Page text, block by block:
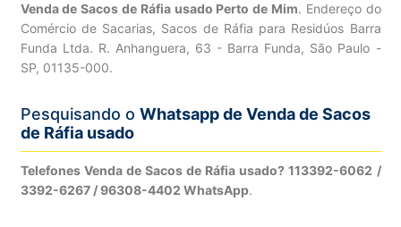
Venda de Sacos de Ráfia usado Perto de Mim. Endereço do
Comércio de Sacarias, Sacos de Ráfia para Residúos Barra
Funda Ltda. R. Anhanguera, 63 - Barra Funda, São Paulo -
SP, 01135-000.
Pesquisando o Whatsapp de Venda de Sacos
de Ráfia usado
Telefones Venda de Sacos de Ráfia usado? 113392-6062 /
3392-6267 / 96308-4402 WhatsApp.